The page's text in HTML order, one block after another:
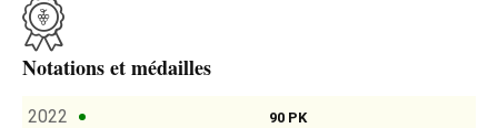
Notations et médailles
2022 90 PK